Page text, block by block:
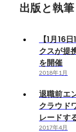
出版と執筆
【1月16
クスが提
を開催
2018年1月
退職前エ
クラウド
レードす
2017年4月